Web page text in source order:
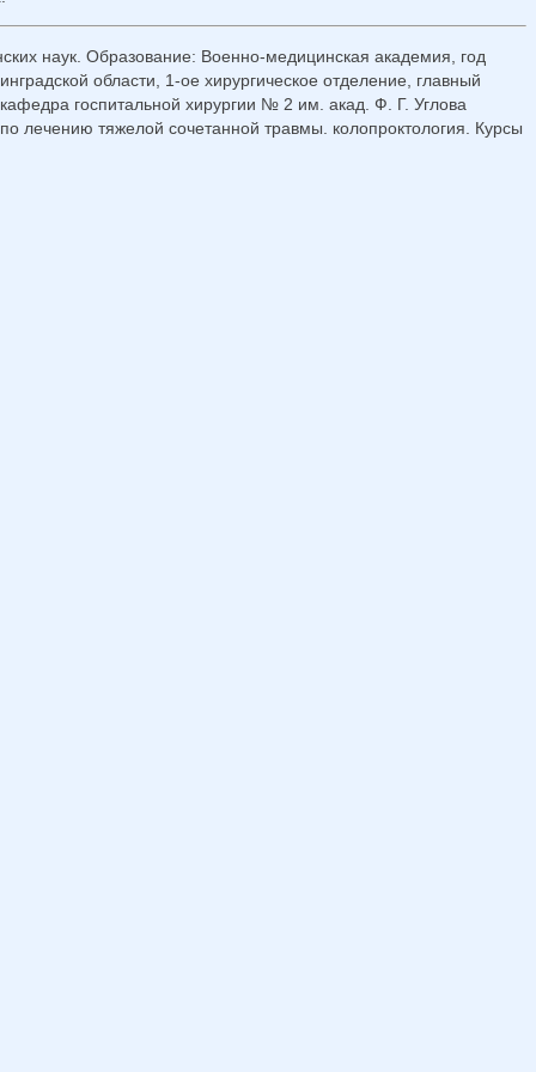
наук. Образование: Военно-медицинская академия, год
области, 1-ое хирургическое отделение, главный
госпитальной хирургии № 2 им. акад. Ф. Г. Углова
лечению тяжелой сочетанной травмы. колопроктология. Курсы